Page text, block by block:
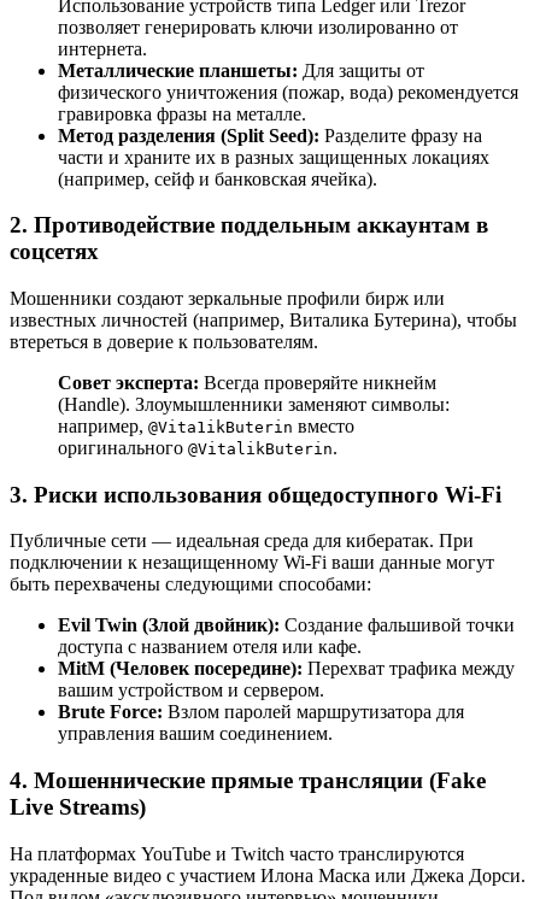
Использование устройств типа Ledger или Trezor
позволяет генерировать ключи изолированно от
интернета.
Металлические планшеты: Для защиты от
физического уничтожения (пожар, вода) рекомендуется
гравировка фразы на металле.
Метод разделения (Split Seed): Разделите фразу на
части и храните их в разных защищенных локациях
(например, сейф и банковская ячейка).
2. Противодействие поддельным аккаунтам в
соцсетях
Мошенники создают зеркальные профили бирж или
известных личностей (например, Виталика Бутерина), чтобы
втереться в доверие к пользователям.
Совет эксперта: Всегда проверяйте никнейм
(Handle). Злоумышленники заменяют символы:
например, @Vita1ikButerin вместо
оригинального @VitalikButerin.
3. Риски использования общедоступного Wi-Fi
Публичные сети — идеальная среда для кибератак. При
подключении к незащищенному Wi-Fi ваши данные могут
быть перехвачены следующими способами:
Evil Twin (Злой двойник): Создание фальшивой точки
доступа с названием отеля или кафе.
MitM (Человек посередине): Перехват трафика между
вашим устройством и сервером.
Brute Force: Взлом паролей маршрутизатора для
управления вашим соединением.
4. Мошеннические прямые трансляции (Fake
Live Streams)
На платформах YouTube и Twitch часто транслируются
украденные видео с участием Илона Маска или Джека Дорси.